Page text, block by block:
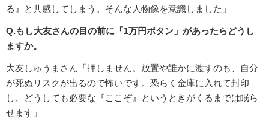
る』と共感してしまう。そんな人物像を意識しました」
Q.もし大友さんの目の前に「1万円ボタン」があったらどうし
ますか。
大友しゅうまさん「押しません。放置や誰かに渡すのも、自分
が死ぬリスクが出るので怖いです。恐らく金庫に入れて封印
し、どうしても必要な『ここぞ』というときがくるまでは眠ら
せます」